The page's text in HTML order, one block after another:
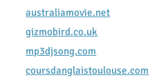
australiamovie.net
gizmobird.co.uk
mp3djsong.com
coursdanglaistoulouse.com